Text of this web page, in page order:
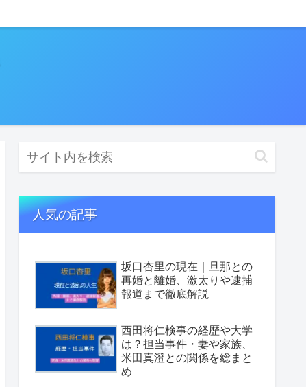
人気の記事
坂口杏里の現在｜旦那との
再婚と離婚、激太りや逮捕
報道まで徹底解説
西田将仁検事の経歴や大学
は？担当事件・妻や家族、
米田真澄との関係を総まと
め